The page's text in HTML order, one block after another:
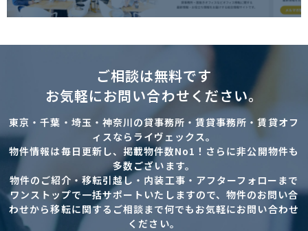
ご相談は無料です
お気軽にお問い合わせください。
東京・千葉・埼玉・神奈川の貸事務所・賃貸事務所・賃貸オフ
ィスならライヴェックス。
物件情報は毎日更新し、掲載物件数No1！さらに非公開物件も
多数ございます。
物件のご紹介・移転引越し・内装工事・アフターフォローまで
ワンストップで一括サポートいたしますので、物件のお問い合
わせから移転に関するご相談まで何でもお気軽にお問い合わせ
ください。